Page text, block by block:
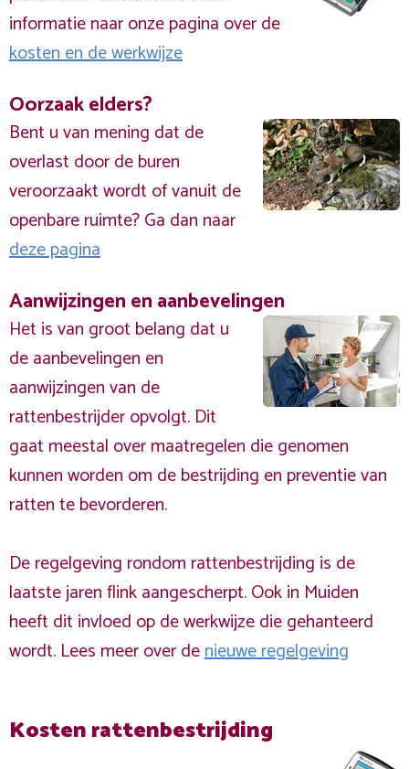
informatie naar onze pagina over de
kosten en de werkwijze
Oorzaak elders?
Bent u van mening dat de
overlast door de buren
veroorzaakt wordt of vanuit de
openbare ruimte? Ga dan naar
deze pagina
Aanwijzingen en aanbevelingen
Het is van groot belang dat u
de aanbevelingen en
aanwijzingen van de
rattenbestrijder opvolgt. Dit
gaat meestal over maatregelen die genomen
kunnen worden om de bestrijding en preventie van
ratten te bevorderen.
De regelgeving rondom rattenbestrijding is de
laatste jaren flink aangescherpt. Ook in Muiden
heeft dit invloed op de werkwijze die gehanteerd
wordt. Lees meer over denieuwe regelgeving
Kosten rattenbestrijding